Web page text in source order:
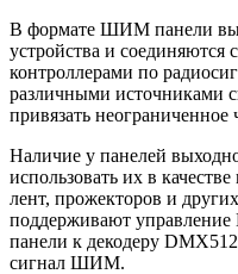
В формате ШИМ панели
устройства и
контроллерами по
различными источниками
привязать неограниченное
Наличие у панелей
использовать их в
лент, прожекторов и
поддерживают
панели к декодеру
сигнал ШИМ.